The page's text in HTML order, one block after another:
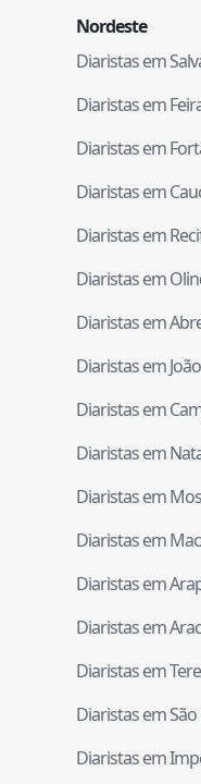
Nordeste
Diaristas em
Diaristas em
Diaristas em
Diaristas em
Diaristas em
Diaristas em
Diaristas em
Diaristas em
Diaristas em
Diaristas em
Diaristas em
Diaristas em
Diaristas em
Diaristas em
Diaristas em
Diaristas emSão
Diaristas em